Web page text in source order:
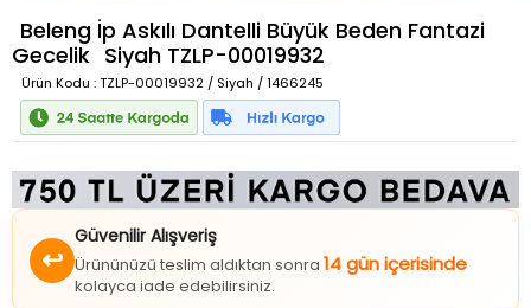
Beleng İp Askılı Dantelli Büyük Beden Fantazi
Gecelik Siyah TZLP-00019932
Ürün Kodu : TZLP-00019932 / Siyah / 1466245
Güvenilir Alışveriş
Ürününüzü teslim aldıktan sonra
kolayca iade edebilirsiniz.